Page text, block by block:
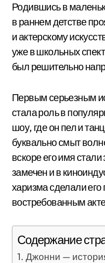
Родившись в
в раннем детстве
и актерскому
уже в школьных
был решительно
Первым серьезным
стала роль в
шоу, где он пел и
буквально смыт
вскоре его имя
замечен и в
харизма сделали
востребованным
Содержание
Джонни —